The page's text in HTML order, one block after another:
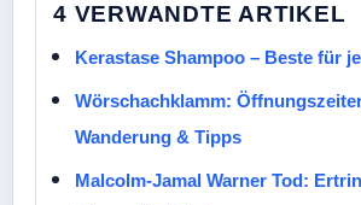
4 VERWANDTE ARTIKEL
Kerastase Shampoo – Beste für
Wörschachklamm:
Wanderung & Tipps
Malcolm-Jamal Warner Tod: